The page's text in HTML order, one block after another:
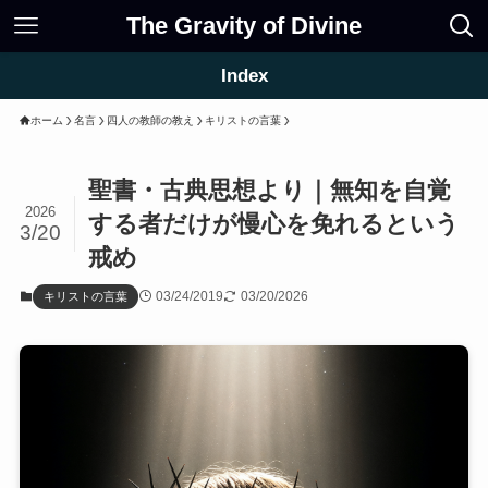
The Gravity of Divine
Index
ホーム 名言 四人の教師の教え キリストの言葉
聖書・古典思想より｜無知を自覚
する者だけが慢心を免れるという
戒め
2026
3/20
キリストの言葉 03/24/2019 03/20/2026